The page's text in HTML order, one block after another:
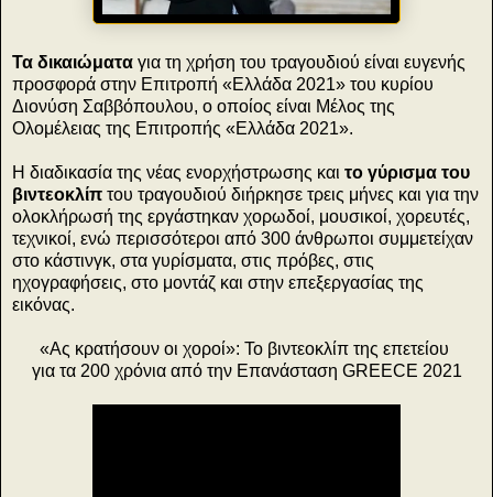
Τα δικαιώματα για τη χρήση του τραγουδιού είναι ευγενής
προσφορά στην Επιτροπή «Ελλάδα 2021» του κυρίου
Διονύση Σαββόπουλου, ο οποίος είναι Μέλος της
Ολομέλειας της Επιτροπής «Ελλάδα 2021».
Η διαδικασία της νέας ενορχήστρωσης και το γύρισμα του
βιντεοκλίπ του τραγουδιού διήρκησε τρεις μήνες και για την
ολοκλήρωσή της εργάστηκαν χορωδοί, μουσικοί, χορευτές,
τεχνικοί, ενώ περισσότεροι από 300 άνθρωποι συμμετείχαν
στο κάστινγκ, στα γυρίσματα, στις πρόβες, στις
ηχογραφήσεις, στο μοντάζ και στην επεξεργασίας της
εικόνας.
«Ας κρατήσουν οι χοροί»: Το βιντεοκλίπ της επετείου
για τα 200 χρόνια από την Επανάσταση GREECE 2021